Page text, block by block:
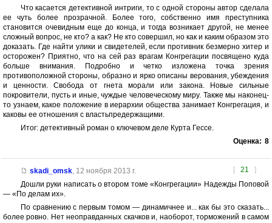
Что касается детективной интриги, то с одной стороны автор сделала
ее чуть более прозрачной. Более того, собственно имя преступника
становится очевидным еще до конца, и тогда возникает другой, не менее
сложный вопрос, не кто? а как? Не кто совершил, но как и каким образом это
доказать. Где найти улики и свидетелей, если противник безмерно хитер и
осторожен? Приятно, что на сей раз врагам Конгрегации посвящено куда
больше внимания. Подробно и четко изложена точка зрения
противоположной стороны, образно и ярко описаны верования, убеждения
и ценности. Свобода от гнета морали или закона. Новые сильные
покровители, пусть и иные, чуждые человеческому миру. Также мы наконец-
то узнаем, какое положение в иерархии общества занимает Конгрегация, и
каковы ее отношения с властьпредержащими.
Итог: детективный роман о ключевом деле Курта Гессе.
Оценка: 8
[ 21 ]
skadi_omsk, 12 ноября 2013 г.
Дошли руки написать о втором томе «Конгрегации» Надежды Поповой
— «По делам их».
По сравнению с первым томом — динамичнее и... как бы это сказать...
более ровно. Нет неоправданных скачков и, наоборот, торможений в самом